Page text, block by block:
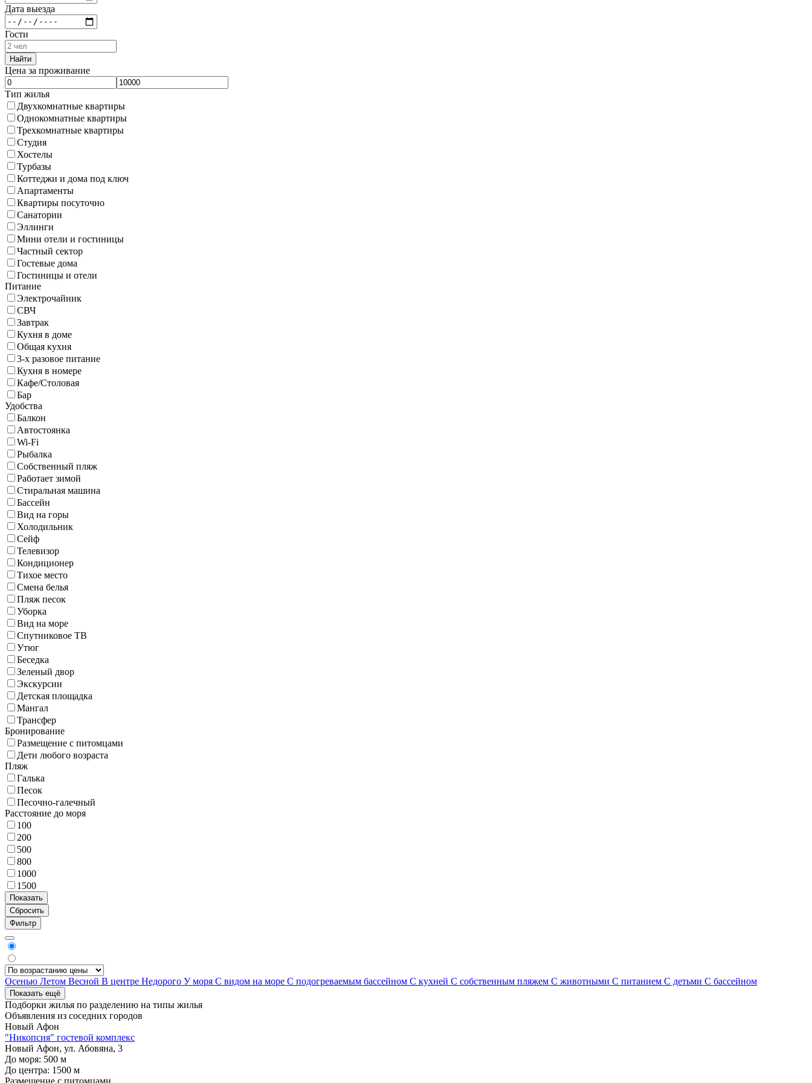
Дата выезда
Гости
Найти
Цена за проживание
Тип жилья
Двухкомнатные квартиры
Однокомнатные квартиры
Трехкомнатные квартиры
Студия
Хостелы
Турбазы
Коттеджи и дома под ключ
Апартаменты
Квартиры посуточно
Санатории
Эллинги
Мини отели и гостиницы
Частный сектор
Гостевые дома
Гостиницы и отели
Питание
Электрочайник
СВЧ
Завтрак
Кухня в доме
Общая кухня
3-х разовое питание
Кухня в номере
Кафе/Столовая
Бар
Удобства
Балкон
Автостоянка
Wi-Fi
Рыбалка
Собственный пляж
Работает зимой
Стиральная машина
Бассейн
Вид на горы
Холодильник
Сейф
Телевизор
Кондиционер
Тихое место
Смена белья
Пляж песок
Уборка
Вид на море
Спутниковое ТВ
Утюг
Беседка
Зеленый двор
Экскурсии
Детская площадка
Мангал
Трансфер
Бронирование
Размещение с питомцами
Дети любого возраста
Пляж
Галька
Песок
Песочно-галечный
Расстояние до моря
100
200
500
800
1000
1500
Фильтр
Осенью Летом Весной В центре Недорого У моря С видом на море С подогреваемым бассейном С кухней С собственным пляжем С животными С питанием С детьми С бассейном
Показать ещё
Подборки жилья по разделению на типы жилья
Объявления из соседних городов
Новый Афон
"Никопсия" гостевой комплекс
Новый Афон, ул. Абовяна, 3
До моря: 500 м
До центра: 1500 м
Размещение с питомцами